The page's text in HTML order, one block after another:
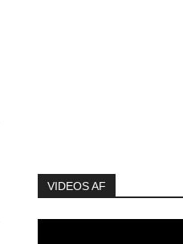
VIDEOS AF